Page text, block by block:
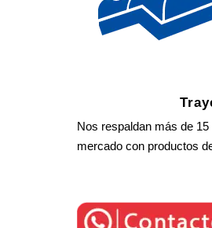
Nos respaldan más de
mercado con productos